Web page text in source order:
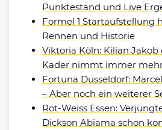
Punktestand und Live
Formel 1 Startaufstellung
Rennen und Historie
Viktoria Köln: Kilian
Kader nimmt immer
Fortuna Düsseldorf:
– Aber noch ein weiterer
Rot-Weiss Essen:
Dickson Abiama schon